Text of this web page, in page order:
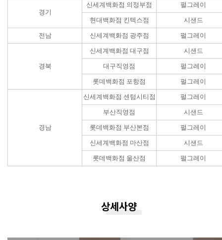
경기
신세계백화점 의정부점 펄그레이
현대백화점 킨텍스점 시샌드
전남 신세계백화점 광주점 펄그레이
경북
신세계백화점 대구점 시샌드
대구직영점 펄그레이
롯데백화점 포항점 펄그레이
경남
신세계백화점 센텀시티점 펄그레이
부산직영점 시샌드
롯데백화점 부산본점 펄그레이
신세계백화점 마산점 시샌드
롯데백화점 울산점 펄그레이
상세사양